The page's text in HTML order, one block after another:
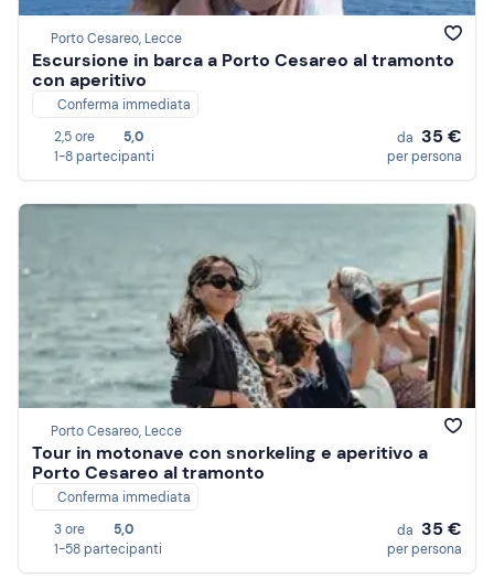
Porto Cesareo, Lecce
Escursione in barca a Porto Cesareo al tramonto
con aperitivo
Conferma immediata
2,5 ore
5,0
1-8 partecipanti
da 35 €
per persona
Porto Cesareo, Lecce
Tour in motonave con snorkeling e aperitivo a
Porto Cesareo al tramonto
Conferma immediata
3 ore
5,0
1-58 partecipanti
da 35 €
per persona